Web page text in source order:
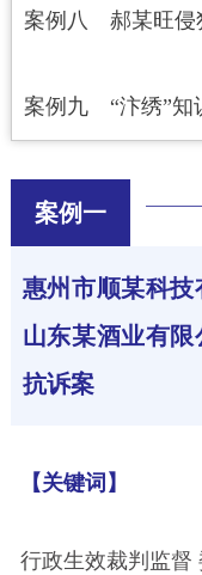
案例八 郝某旺侵
案例九 “汴绣”知
案例一
惠州市顺某科技
山东某酒业有
抗诉案
【关键词】
行政生效裁判监督